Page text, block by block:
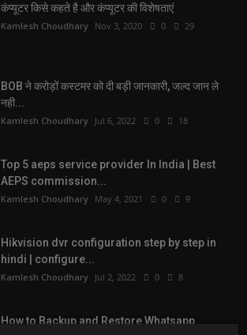
कंप्यूटर किसे कहते है और कंप्यूटर की विशेषताएं
Kamlesh Choudhary Nov 3, 2020 0 29
BOB ने करोड़ों कस्टमर को दी बड़ी जानकारी, जल्द जान ले
नही...
Kamlesh Choudhary Jul 6, 2022 0 18
Top 5 aeps service provider In India | Best
AEPS commission...
Kamlesh Choudhary May 4, 2021 0 9
Hikvision dvr configuration step by step in
hindi | configure...
Kamlesh Choudhary Jul 2, 2022 0 8
How to Backup and Restore Whatsapp